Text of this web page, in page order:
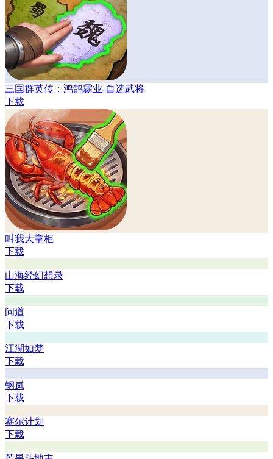
三国群英传：鸿鹄霸业-自选武将
下载
叫我大掌柜
下载
山海经幻想录
下载
问道
下载
江湖如梦
下载
钢岚
下载
赛尔计划
下载